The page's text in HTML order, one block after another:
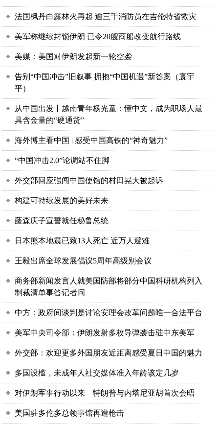
法国枫丹白露林火再起 逾三千消防员在吉伦特省救灾
美军称继续封锁伊朗 已令20艘商船改变航行路线
美媒：美国对伊朗发起新一轮空袭
告别“中国冲击”旧叙事 拥抱“中国机遇”新答案（寰宇
平）
从中国出发丨越南青年杨光童：懂中文，成为职场人最
具含金量的“硬通货”
海外博主看中国 | 感受中国高铁的“神奇魅力”
“中国冲击2.0”论调站不住脚
外交部回应强闯中国使馆的村田晃大被起诉
构建可持续发展的美好未来
藤森庆子宣誓就任秘鲁总统
日本熊本地震已致13人死亡 近万人避难
王毅出席全球发展倡议5周年高级别会议
商务部新闻发言人就美国防部将部分中国科研机构列入
制裁清单事答记者问
中方：政府间谈判是讨论安理会改革问题唯一合法平台
美军中央司令部：伊朗发射多枚导弹袭击驻中东美军
外交部：欢迎更多外国朋友近距离感受夏日中国的魅力
多国设槛，未成年人社交媒体准入年龄该定几岁
对伊朗军事行动以来 特朗普与内塔尼亚胡首次会晤
美国驻多伦多总领事馆再遭枪击